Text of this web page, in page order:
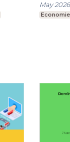
May 2026
Economie